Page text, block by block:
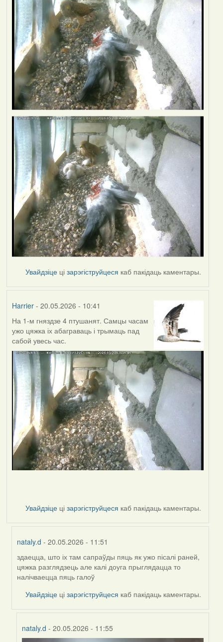
Увайдзіце цізарэгіструйцеся каб пакідаць каментары.
Harrier- 20.05.2026 - 10:41
На 1-м гняздзе 4 птушанят. Самцы часам
ужо цяжка іх абаграваць і трымаць пад
сабой увесь час.
Увайдзіце цізарэгіструйцеся каб пакідаць каментары.
nataly.d - 20.05.2026 - 11:51
In
reply
to
здаецца, што іх там сапраўды пяць як ужо пісалі раней,
цяжка разглядзець але калі доуга прыглядацца то
налічваецца пяць галоў
Увайдзіце цізарэгіструйцеся каб пакідаць каментары.
nataly.d - 20.05.2026 - 11:55